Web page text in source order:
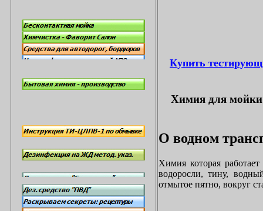
Купить
Химия для мойки
О водном
Химия которая
водоросли, тину,
отмытое пятно, вокруг